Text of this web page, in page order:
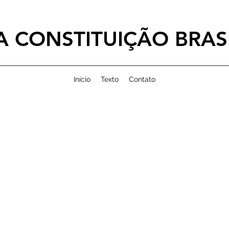
CONSTITUIÇÃO
Início Texto Contato